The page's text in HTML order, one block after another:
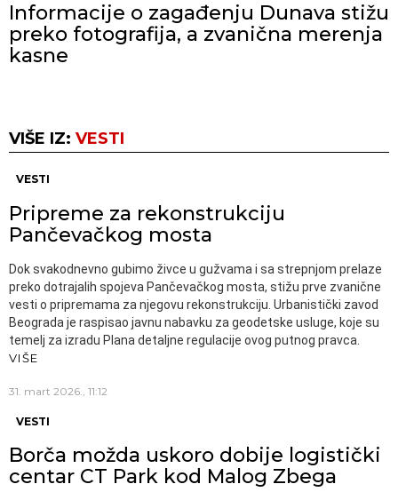
Informacije o zagađenju Dunava stižu
preko fotografija, a zvanična merenja
kasne
VIŠE IZ: VESTI
VESTI
Pripreme za rekonstrukciju
Pančevačkog mosta
Dok svakodnevno gubimo živce u gužvama i sa strepnjom prelaze
preko dotrajalih spojeva Pančevačkog mosta, stižu prve zvanične
vesti o pripremama za njegovu rekonstrukciju. Urbanistički zavod
Beograda je raspisao javnu nabavku za geodetske usluge, koje su
temelj za izradu Plana detaljne regulacije ovog putnog pravca.
VIŠE
31. mart 2026., 11:12
VESTI
Borča možda uskoro dobije logistički
centar CT Park kod Malog Zbega